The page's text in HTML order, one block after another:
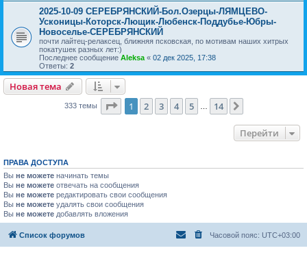
2025-10-09 СЕРЕБРЯНСКИЙ-Бол.Озерцы-ЛЯМЦЕВО-
Усконицы-Которск-Лющик-Любенск-Поддубье-Юбры-
Новоселье-СЕРЕБРЯНСКИЙ
почти лайтец-релаксец, ближняя псковская, по мотивам наших хитрых
покатушек разных лет:)
Последнее сообщение Aleksa « 02 дек 2025, 17:38
Ответы: 2
Новая тема
333 темы Страница из 14
1 2 3 4 5 14
Перейти
ПРАВА ДОСТУПА
Вы не можете начинать темы
Вы не можете отвечать на сообщения
Вы не можете редактировать свои сообщения
Вы не можете удалять свои сообщения
Вы не можете добавлять вложения
Список форумов Часовой пояс: UTC+03:00